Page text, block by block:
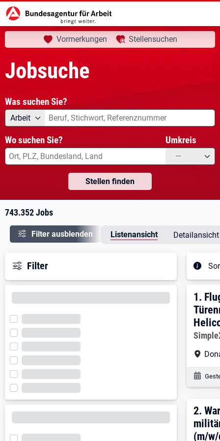
Startseite Jobsuche aktuelle Seite:
Ihre Suche
Vormerkungen Stellensuchen
Jobsuche
Was suchen Sie?
Angebotsart
Arbeit Was suchen Sie?
Wo suchen Sie? Umkreis
—
Stellen finden
743.352 Jobs
Filter ausblenden Listenansicht Detailansicht
Filter
1.
1.
2.
2.
(m/w/